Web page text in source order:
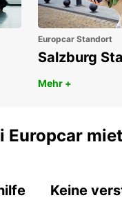
Europcar Standort
Salzburg
Mehr +
Europcar
Keine